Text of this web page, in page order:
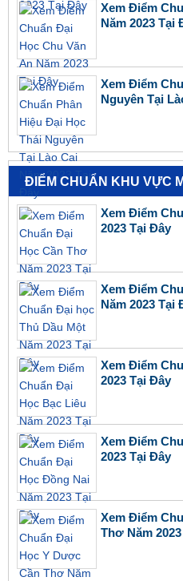
Xem Điểm
Năm 2023 Tại
Xem Điểm
Nguyên Tại
ĐIỂM CHUẨN KHU VỰC
Xem Điểm
2023 Tại Đây
Xem Điểm
Năm 2023 Tại
Xem Điểm
2023 Tại Đây
Xem Điểm
2023 Tại Đây
Xem Điểm
Thơ Năm